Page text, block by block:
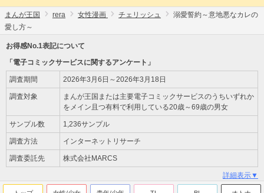
まんが王国 rera 女性漫画 チェリッシュ
溺愛誓約～意地悪なカレの
愛し方～
お得感No.1表記について
「電子コミックサービスに関するアンケート」
調査期間 2026年3月6日～2026年3月18日
調査対象
まんが王国または主要電子コミックサービスのうちいずれか
をメイン且つ有料で利用している20歳～69歳の男女
サンプル数 1,236サンプル
調査方法 インターネットリサーチ
調査委託先 株式会社MARCS
詳細表示▼